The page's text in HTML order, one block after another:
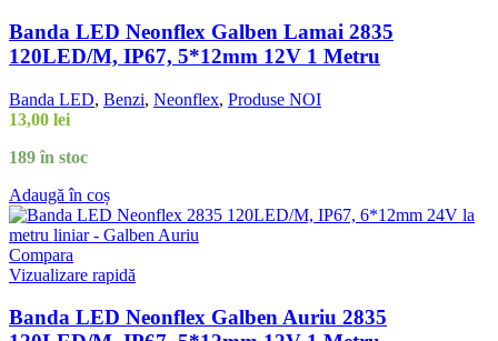
Banda LED Neonflex Galben Lamai 2835
120LED/M, IP67, 5*12mm 12V 1 Metru
Banda LED, Benzi, Neonflex, Produse NOI
13,00 lei
189 în stoc
Adaugă în coș
Compara
Vizualizare rapidă
Banda LED Neonflex Galben Auriu 2835